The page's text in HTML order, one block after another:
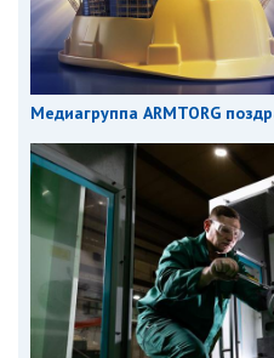
Медиагруппа ARMTORG